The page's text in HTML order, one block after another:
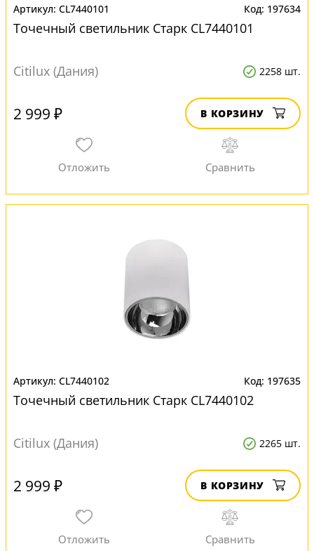
CL7440101 197634
Точечный светильник Старк CL7440101
Citilux (Дания) 2258 шт.
2 999 ₽ В КОРЗИНУ
CL7440102 197635
Точечный светильник Старк CL7440102
Citilux (Дания) 2265 шт.
2 999 ₽ В КОРЗИНУ